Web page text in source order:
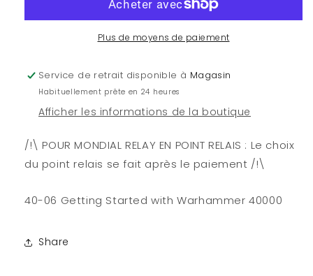
Comment
40000
-
Comment
débuter
40000
Plus de moyens de paiement
Service de retrait disponible à Magasin
Habituellement prête en 24 heures
Afficher les informations de la boutique
/!\ POUR MONDIAL RELAY EN POINT RELAIS : Le choix
du point relais se fait après le paiement /!\
40-06 Getting Started with Warhammer 40000
Share